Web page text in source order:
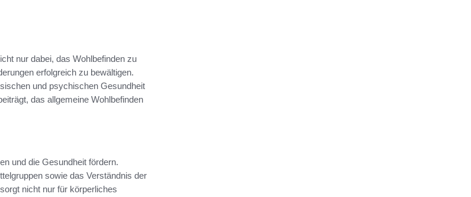
nur dabei, das Wohlbefinden zu
erfolgreich zu bewältigen.
und psychischen Gesundheit
das allgemeine Wohlbefinden
und die Gesundheit fördern.
sowie das Verständnis der
nicht nur für körperliches